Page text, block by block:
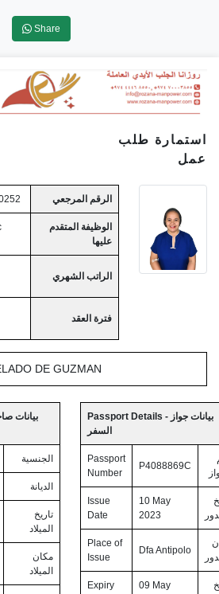
Share
استمارة طلب
عمل
الرقم المرجعي
الوظيفة المتقدم
عليها
الراتب الشهري
فترة العقد
DE GUZMAN
الجنسية
الديانة
تاريخ
الميلاد
مكان
الميلاد
Passport Details - بيانات جواز
السفر
Passport
Number
P4088869C
Issue
Date
10 May
2023
Place of
Issue
Dfa Antipolo
Expiry
09 May